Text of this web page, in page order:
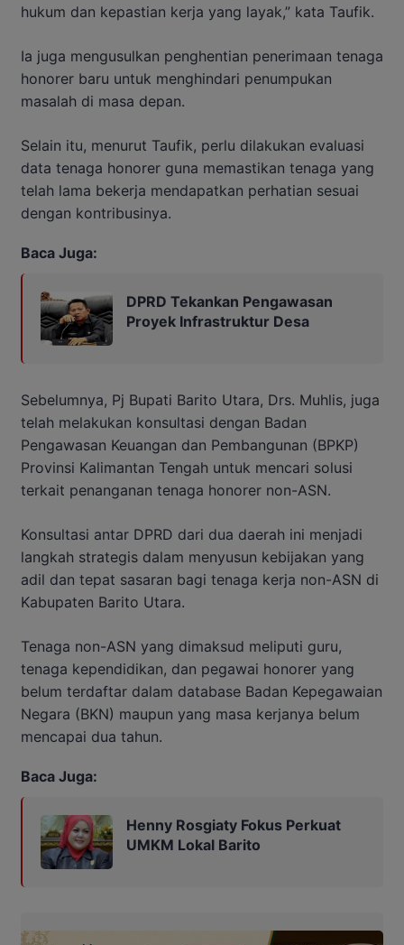
hukum dan kepastian kerja yang layak,” kata Taufik.
Ia juga mengusulkan penghentian penerimaan tenaga
honorer baru untuk menghindari penumpukan
masalah di masa depan.
Selain itu, menurut Taufik, perlu dilakukan evaluasi
data tenaga honorer guna memastikan tenaga yang
telah lama bekerja mendapatkan perhatian sesuai
dengan kontribusinya.
Baca Juga:
DPRD Tekankan Pengawasan
Proyek Infrastruktur Desa
Sebelumnya, Pj Bupati Barito Utara, Drs. Muhlis, juga
telah melakukan konsultasi dengan Badan
Pengawasan Keuangan dan Pembangunan (BPKP)
Provinsi Kalimantan Tengah untuk mencari solusi
terkait penanganan tenaga honorer non-ASN.
Konsultasi antar DPRD dari dua daerah ini menjadi
langkah strategis dalam menyusun kebijakan yang
adil dan tepat sasaran bagi tenaga kerja non-ASN di
Kabupaten Barito Utara.
Tenaga non-ASN yang dimaksud meliputi guru,
tenaga kependidikan, dan pegawai honorer yang
belum terdaftar dalam database Badan Kepegawaian
Negara (BKN) maupun yang masa kerjanya belum
mencapai dua tahun.
Baca Juga:
Henny Rosgiaty Fokus Perkuat
UMKM Lokal Barito